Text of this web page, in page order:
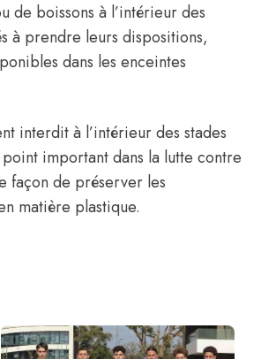
de boissons à l’intérieur des
à prendre leurs dispositions,
dans les enceintes
interdit à l’intérieur des stades
important dans la lutte contre
façon de préserver les
matière plastique.